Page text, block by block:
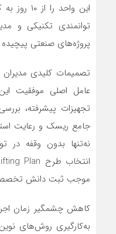
توانمندی تکنیکی و
پروژه‌های صنعتی
تصمیمات کلیدی
عامل اصلی موفقیت این
تجهیزات پیشرفته،
جامع ریسک و رعایت
نه‌تنها بدون وقفه در
موجب ثبت دانش تخصصی
به‌کارگیری روش‌های